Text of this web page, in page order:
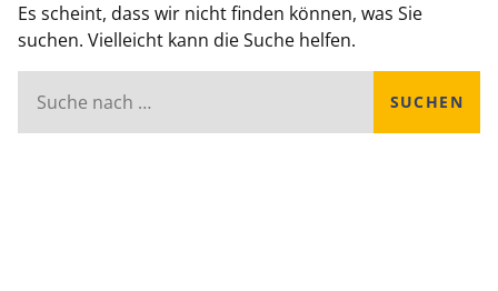
Es scheint, dass wir nicht finden können, was Sie
suchen. Vielleicht kann die Suche helfen.
for: